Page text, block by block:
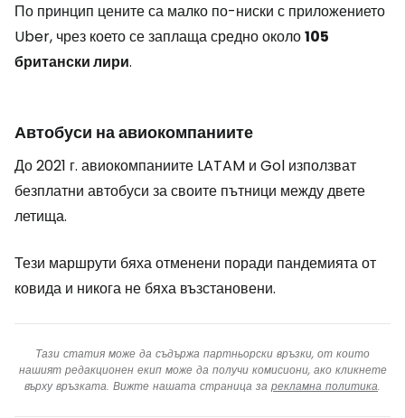
По принцип цените са малко по-ниски с приложението
Uber, чрез което се заплаща средно около105
британски лири.
Автобуси на авиокомпаниите
До 2021 г. авиокомпаниите LATAM и Gol използват
безплатни автобуси за своите пътници между двете
летища.
Тези маршрути бяха отменени поради пандемията от
ковида и никога не бяха възстановени.
Тази статия може да съдържа партньорски връзки, от които
нашият редакционен екип може да получи комисиони, ако кликнете
върху връзката. Вижте нашата страница за рекламна политика.